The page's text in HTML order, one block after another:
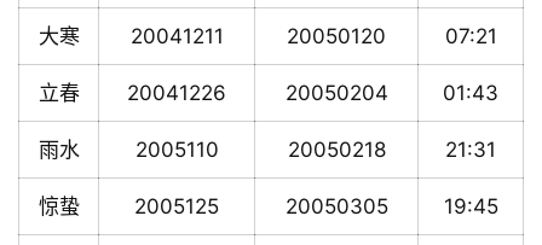
大寒 20041211 20050120 07:21
立春 20041226 20050204 01:43
雨水 2005110 20050218 21:31
惊蛰 2005125 20050305 19:45